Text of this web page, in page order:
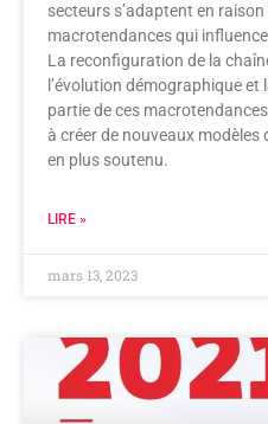
secteurs s’adaptent en
macrotendances qui
La reconfiguration de la
l’évolution démographique
partie de ces
à créer de nouveaux modèles
en plus soutenu.
LIRE »
mars 13, 2023